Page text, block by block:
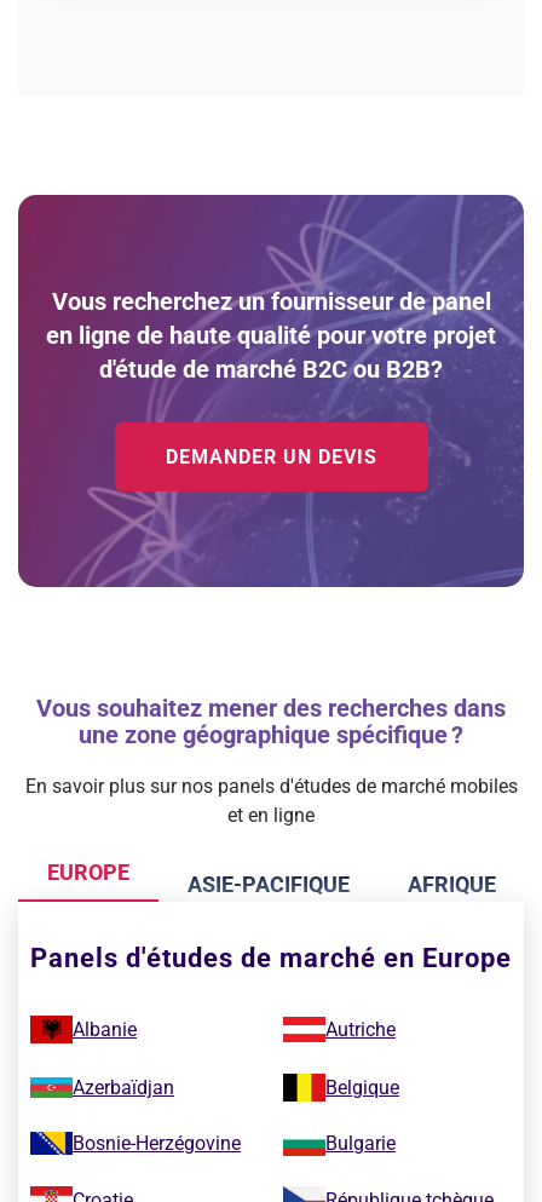
Vous recherchez un fournisseur de panel
en ligne de haute qualité pour votre projet
d'étude de marché B2C ou B2B?
DEMANDER UN DEVIS
Vous souhaitez mener des recherches dans
une zone géographique spécifique ?
En savoir plus sur nos panels d'études de marché mobiles
et en ligne
EUROPE ASIE-PACIFIQUE AFRIQUE
Panels d'études de marché en Europe
Albanie Autriche
Azerbaïdjan Belgique
Bosnie-Herzégovine Bulgarie